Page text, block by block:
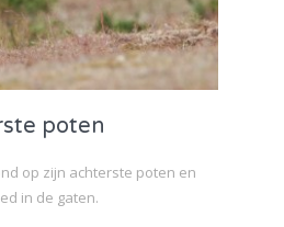
poten
op zijn achterste poten en
in de gaten.